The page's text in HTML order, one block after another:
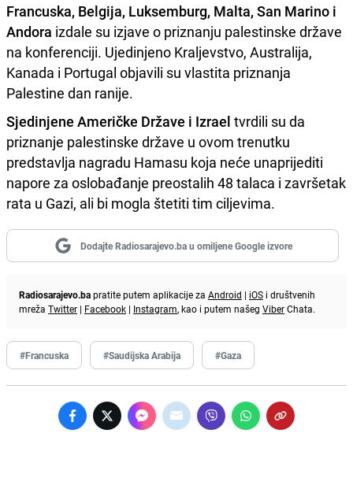
Francuska, Belgija, Luksemburg, Malta, San Marino i
Andora izdale su izjave o priznanju palestinske države
na konferenciji. Ujedinjeno Kraljevstvo, Australija,
Kanada i Portugal objavili su vlastita priznanja
Palestine dan ranije.
Sjedinjene Američke Države i Izrael tvrdili su da
priznanje palestinske države u ovom trenutku
predstavlja nagradu Hamasu koja neće unaprijediti
napore za oslobađanje preostalih 48 talaca i završetak
rata u Gazi, ali bi mogla štetiti tim ciljevima.
Dodajte Radiosarajevo.ba u omiljene Google izvore
Radiosarajevo.bapratite putem aplikacije za Android | iOS i društvenih
mreža Twitter | Facebook | Instagram, kao i putem našeg ViberChata.
#Francuska #Saudijska Arabija #Gaza